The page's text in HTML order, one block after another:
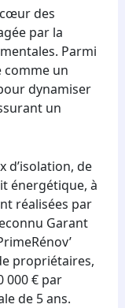
des
par la
Parmi
comme un
dynamiser
un
d’isolation, de
énergétique, à
réalisées par
Garant
propriétaires,
000 € par
de 5 ans.